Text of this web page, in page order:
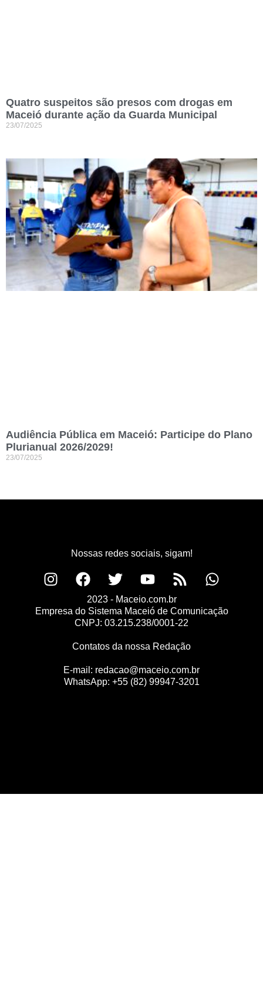
Quatro suspeitos são presos com drogas em
Maceió durante ação da Guarda Municipal
23/07/2025
Audiência Pública em Maceió: Participe do Plano
Plurianual 2026/2029!
23/07/2025
Nossas redes sociais, sigam!
2023 - Maceio.com.br
Empresa do Sistema Maceió de Comunicação
CNPJ: 03.215.238/0001-22
Contatos da nossa Redação
E-mail: redacao@maceio.com.br
WhatsApp: +55 (82) 99947-3201